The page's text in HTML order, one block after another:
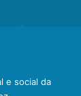
e social da